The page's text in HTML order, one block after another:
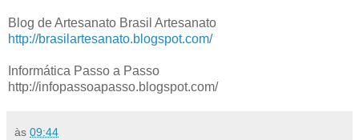
Blog de Artesanato Brasil Artesanato
http://brasilartesanato.blogspot.com/
Informática Passo a Passo
http://infopassoapasso.blogspot.com/
às 09:44